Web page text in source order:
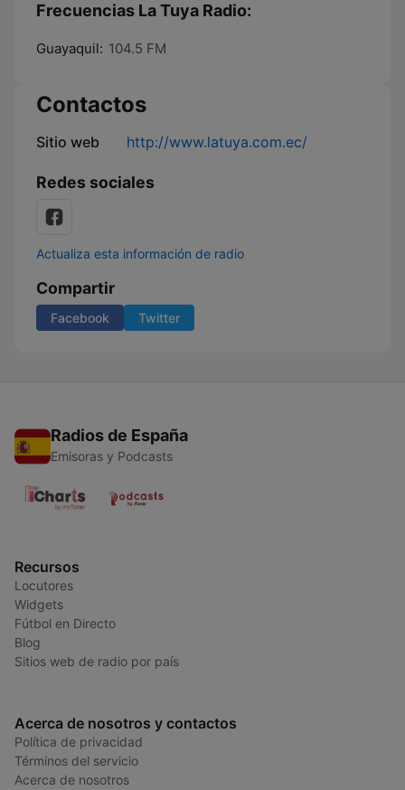
Frecuencias La Tuya Radio:
Guayaquil: 104.5 FM
Contactos
Sitio web http://www.latuya.com.ec/
Redes sociales
Actualiza esta información de radio
Compartir
Facebook Twitter
Radios de España
Emisoras y Podcasts
Recursos
Locutores
Widgets
Fútbol en Directo
Blog
Sitios web de radio por país
Acerca de nosotros y contactos
Política de privacidad
Términos del servicio
Acerca de nosotros